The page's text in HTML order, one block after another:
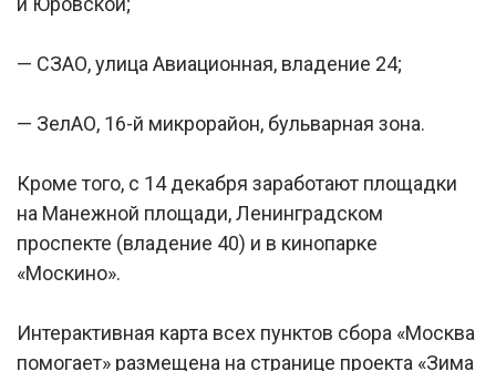
— СЗАО, улица Авиационная, владение 24;
— ЗелАО, 16-й микрорайон, бульварная зона.
Кроме того, с 14 декабря заработают площадки
на Манежной площади, Ленинградском
проспекте (владение 40) и в кинопарке
«Москино».
Интерактивная карта всех пунктов сбора «Москва
помогает» размещена на странице проекта «Зима